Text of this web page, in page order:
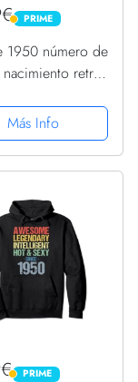
PRIME
PRIME
1950 número de
retro
con
Más Info
PRIME
PRIME